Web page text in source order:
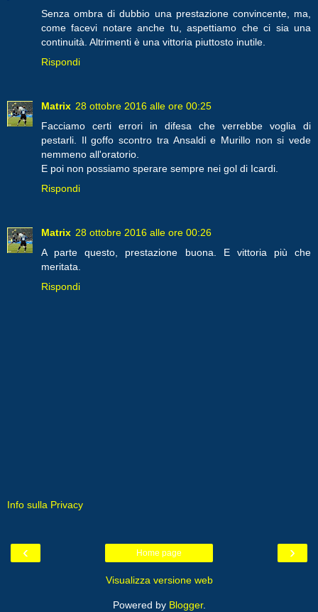
Senza ombra di dubbio una prestazione convincente, ma,
come facevi notare anche tu, aspettiamo che ci sia una
continuità. Altrimenti è una vittoria piuttosto inutile.
Rispondi
Matrix 28 ottobre 2016 alle ore 00:25
Facciamo certi errori in difesa che verrebbe voglia di
pestarli. Il goffo scontro tra Ansaldi e Murillo non si vede
nemmeno all'oratorio.
E poi non possiamo sperare sempre nei gol di Icardi.
Rispondi
Matrix 28 ottobre 2016 alle ore 00:26
A parte questo, prestazione buona. E vittoria più che
meritata.
Rispondi
Info sulla Privacy
‹ ›
Home page
Visualizza versione web
Powered by Blogger.